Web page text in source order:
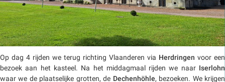
Op dag 4 rijden we terug richting Vlaanderen via Herdringen voor een
bezoek aan het kasteel. Na het middagmaal rijden we naar Iserlohn
waar we de plaatselijke grotten, de Dechenhöhle, bezoeken. We krijgen